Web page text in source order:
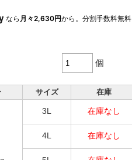
なら 月々2,630円から。分割手数料無料
個
サイズ 在庫
3L 在庫なし
4L 在庫なし